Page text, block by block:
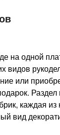
на одной
видов
или
Раздел
каждая из
вид